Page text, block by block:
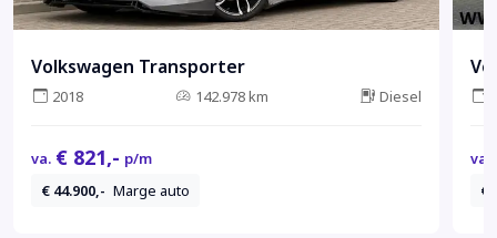
Volkswagen Transporter
2018 142.978 km Diesel
va. € 821,- p/m
€ 44.900,- Marge auto
va.
€